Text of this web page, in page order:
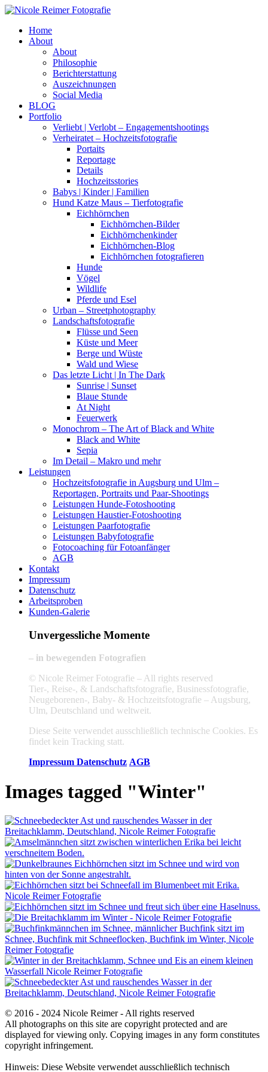
Home
About
About
Philosophie
Berichterstattung
Auszeichnungen
Social Media
BLOG
Portfolio
Verliebt | Verlobt – Engagementshootings
Verheiratet – Hochzeitsfotografie
Portaits
Reportage
Details
Hochzeitsstories
Babys | Kinder | Familien
Hund Katze Maus – Tierfotografie
Eichhörnchen
Eichhörnchen-Bilder
Eichhörnchenkinder
Eichhörnchen-Blog
Eichhörnchen fotografieren
Hunde
Vögel
Wildlife
Pferde und Esel
Urban – Streetphotography
Landschaftsfotografie
Flüsse und Seen
Küste und Meer
Berge und Wüste
Wald und Wiese
Das letzte Licht | In The Dark
Sunrise | Sunset
Blaue Stunde
At Night
Feuerwerk
Monochrom – The Art of Black and White
Black and White
Sepia
Im Detail – Makro und mehr
Leistungen
Hochzeitsfotografie in Augsburg und Ulm –
Reportagen, Portraits und Paar-Shootings
Leistungen Hunde-Fotoshooting
Leistungen Haustier-Fotoshooting
Leistungen Paarfotografie
Leistungen Babyfotografie
Fotocoaching für Fotoanfänger
AGB
Kontakt
Impressum
Datenschutz
Arbeitsproben
Kunden-Galerie
Unvergessliche Momente
– in bewegenden Fotografien
© Nicole Reimer Fotografie – All rights reserved
Tier-, Reise-, & Landschaftsfotografie, Businessfotografie,
Neugeborenen-, Baby- & Hochzeitsfotografie – Augsburg,
Ulm, Deutschland und weltweit.
Diese Seite verwendet ausschließlich technische Cookies. Es
findet kein Tracking statt.
Impressum Datenschutz AGB
Images tagged "Winter"
© 2016 - 2024 Nicole Reimer - All rights reserved
All photographs on this site are copyright protected and are
displayed for viewing only. Copying images in any form constitutes
copyright infringement.
Hinweis: Diese Website verwendet ausschließlich technisch